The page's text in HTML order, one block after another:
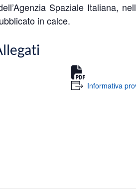
Spaziale Italiana,
in calce.
Informativa